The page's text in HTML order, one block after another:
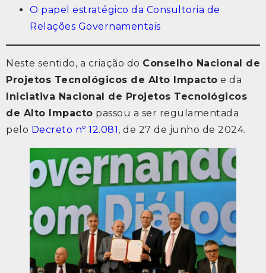
O papel estratégico da Consultoria de
Relações Governamentais
Neste sentido, a criação do Conselho Nacional de
Projetos Tecnológicos de Alto Impacto e da
Iniciativa Nacional de Projetos Tecnológicos
de Alto Impacto passou a ser regulamentada
pelo Decreto nº 12.081 , de 27 de junho de 2024.